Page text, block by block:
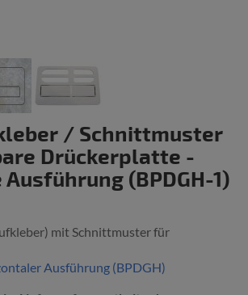
/ Schnittmuster
Drückerplatte -
(BPDGH-1)
mit Schnittmuster für
Ausführung (BPDGH)